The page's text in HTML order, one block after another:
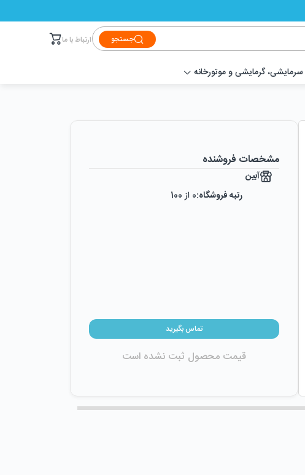
جستجو ارتباط با ما
گرمایشی و موتورخانه
مشخصات فروشنده
آبین
رتبه فروشگاه:0 از 100
تماس بگیرید
قیمت محصول ثبت نشده است